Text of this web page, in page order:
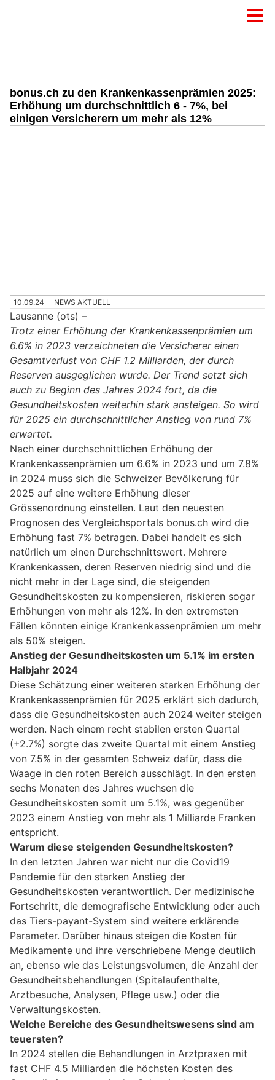
bonus.ch zu den Krankenkassenprämien 2025:
Erhöhung um durchschnittlich 6 - 7%, bei
einigen Versicherern um mehr als 12%
10.09.24 NEWS AKTUELL
Lausanne (ots) –
Trotz einer Erhöhung der Krankenkassenprämien um
6.6% in 2023 verzeichneten die Versicherer einen
Gesamtverlust von CHF 1.2 Milliarden, der durch
Reserven ausgeglichen wurde. Der Trend setzt sich
auch zu Beginn des Jahres 2024 fort, da die
Gesundheitskosten weiterhin stark ansteigen. So wird
für 2025 ein durchschnittlicher Anstieg von rund 7%
erwartet.
Nach einer durchschnittlichen Erhöhung der
Krankenkassenprämien um 6.6% in 2023 und um 7.8%
in 2024 muss sich die Schweizer Bevölkerung für
2025 auf eine weitere Erhöhung dieser
Grössenordnung einstellen. Laut den neuesten
Prognosen des Vergleichsportals bonus.ch wird die
Erhöhung fast 7% betragen. Dabei handelt es sich
natürlich um einen Durchschnittswert. Mehrere
Krankenkassen, deren Reserven niedrig sind und die
nicht mehr in der Lage sind, die steigenden
Gesundheitskosten zu kompensieren, riskieren sogar
Erhöhungen von mehr als 12%. In den extremsten
Fällen könnten einige Krankenkassenprämien um mehr
als 50% steigen.
Anstieg der Gesundheitskosten um 5.1% im ersten
Halbjahr 2024
Diese Schätzung einer weiteren starken Erhöhung der
Krankenkassenprämien für 2025 erklärt sich dadurch,
dass die Gesundheitskosten auch 2024 weiter steigen
werden. Nach einem recht stabilen ersten Quartal
(+2.7%) sorgte das zweite Quartal mit einem Anstieg
von 7.5% in der gesamten Schweiz dafür, dass die
Waage in den roten Bereich ausschlägt. In den ersten
sechs Monaten des Jahres wuchsen die
Gesundheitskosten somit um 5.1%, was gegenüber
2023 einem Anstieg von mehr als 1 Milliarde Franken
entspricht.
Warum diese steigenden Gesundheitskosten?
In den letzten Jahren war nicht nur die Covid19
Pandemie für den starken Anstieg der
Gesundheitskosten verantwortlich. Der medizinische
Fortschritt, die demografische Entwicklung oder auch
das Tiers-payant-System sind weitere erklärende
Parameter. Darüber hinaus steigen die Kosten für
Medikamente und ihre verschriebene Menge deutlich
an, ebenso wie das Leistungsvolumen, die Anzahl der
Gesundheitsbehandlungen (Spitalaufenthalte,
Arztbesuche, Analysen, Pflege usw.) oder die
Verwaltungskosten.
Welche Bereiche des Gesundheitswesens sind am
teuersten?
In 2024 stellen die Behandlungen in Arztpraxen mit
fast CHF 4.5 Milliarden die höchsten Kosten des